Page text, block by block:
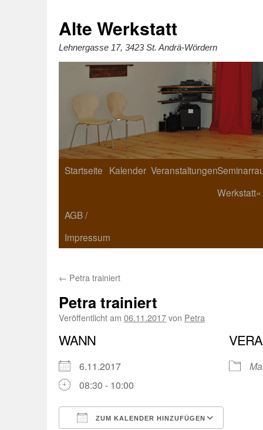
Alte Werkstatt
Lehnergasse 17, 3423 St. Andrä-Wördern
Startseite Kalender Veranstaltungen
Werkstatt«
AGB /
Impressum
← Petra trainiert
Petra trainiert
Veröffentlicht am 06.11.2017von Petra
WANN
6.11.2017
08:30 - 10:00
ZUM KALENDER HINZUFÜGEN